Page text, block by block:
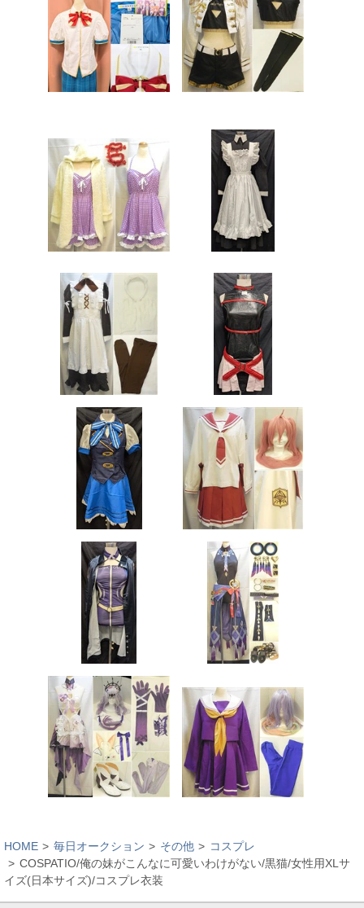
HOME 毎日オークション その他
コスプレ
COSPATIO/俺の妹がこんなに可愛いわけがない/黒猫/女性用XLサ
イズ(日本サイズ)/コスプレ衣装